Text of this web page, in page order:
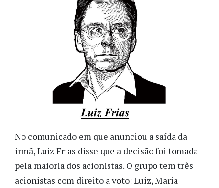
No comunicado em que anunciou a saída da
irmã, Luiz Frias disse que a decisão foi tomada
pela maioria dos acionistas. O grupo tem três
acionistas com direito a voto: Luiz, Maria